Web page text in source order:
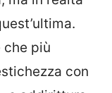
che più
con